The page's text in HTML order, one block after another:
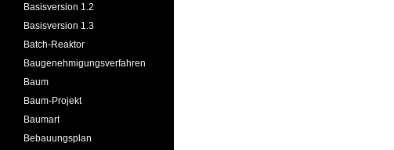
Basisversion 1.2
Basisversion 1.3
Batch-Reaktor
Baugenehmigungsverfahren
Baum
Baum-Projekt
Baumart
Bebauungsplan